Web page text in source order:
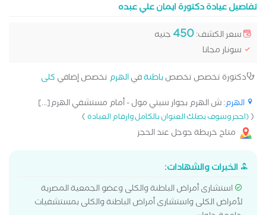
تفاصيل عيادة دكتورة ايمان علي عبده
سعر الكشف:450 جنيه
سونار مجانا
دكتورة تخصص تخصصباطنةفيالهرم تخصص إضافي كلى
الهرم: ش الهرم بجوار سيتي مول - أمام مستشفي الهرم[...]
((احجز وسوف يصلك العنوان بالكامل وارقام العيادة)
متاح خريطة جوجل عند الحجز
الخبرات والشهادات:
استشارى أمراض الباطنة والكلى وعضو الجمعية المصرية
لأمراض الكلى واستشارى أمراض الباطنة والكلى بمستشفيات